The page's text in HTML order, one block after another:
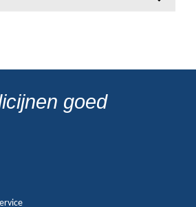
goed